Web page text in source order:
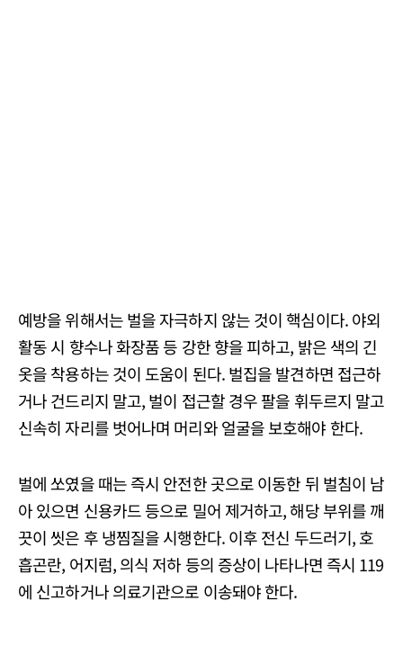
예방을 위해서는 벌을 자극하지 않는 것이 핵심이다. 야외
활동 시 향수나 화장품 등 강한 향을 피하고, 밝은 색의 긴
옷을 착용하는 것이 도움이 된다. 벌집을 발견하면 접근하
거나 건드리지 말고, 벌이 접근할 경우 팔을 휘두르지 말고
신속히 자리를 벗어나며 머리와 얼굴을 보호해야 한다.
벌에 쏘였을 때는 즉시 안전한 곳으로 이동한 뒤 벌침이 남
아 있으면 신용카드 등으로 밀어 제거하고, 해당 부위를 깨
끗이 씻은 후 냉찜질을 시행한다. 이후 전신 두드러기, 호
흡곤란, 어지럼, 의식 저하 등의 증상이 나타나면 즉시 119
에 신고하거나 의료기관으로 이송돼야 한다.